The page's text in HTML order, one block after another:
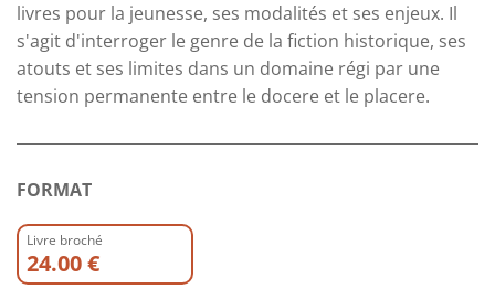
livres pour la jeunesse, ses modalités et ses enjeux. Il
s'agit d'interroger le genre de la fiction historique, ses
atouts et ses limites dans un domaine régi par une
tension permanente entre le docere et le placere.
FORMAT
Livre broché
24.00 €